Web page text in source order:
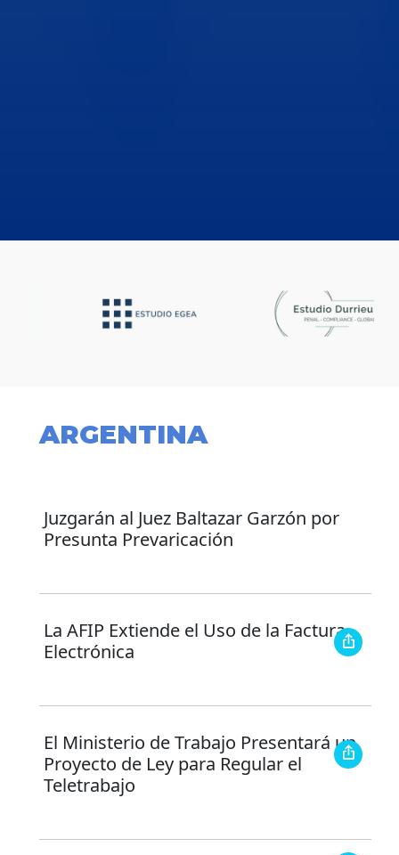
ARGENTINA
Juzgarán al Juez Baltazar Garzón por
Presunta Prevaricación
La AFIP Extiende el Uso de la Factura
Electrónica
El Ministerio de Trabajo Presentará un
Proyecto de Ley para Regular el
Teletrabajo